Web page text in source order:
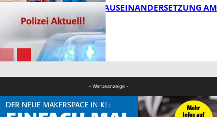
HANDFESTE AUSEINANDERSETZUNG AM
PFAFFPLATZ
- Werbeanzeige -